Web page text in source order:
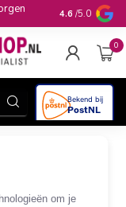
om je
10+jaar
4.6 /5.0
0